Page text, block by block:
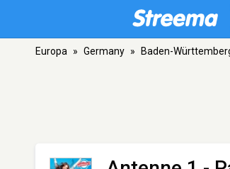
Europa » Germany » Baden-